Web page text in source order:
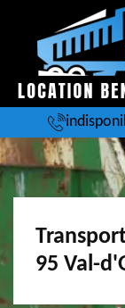
95 Val-